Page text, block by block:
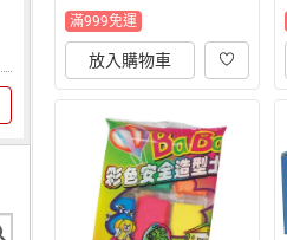
滿999免運
放入購物車